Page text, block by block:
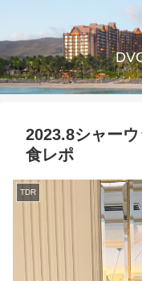
2023.8シャー
食レポ
TDR